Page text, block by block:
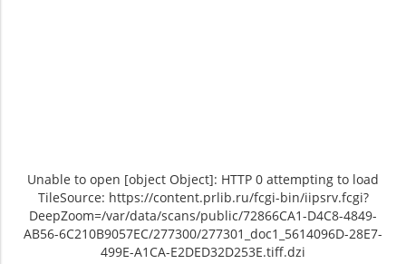
Unable to open [object Object]: HTTP 0 attempting to load
TileSource: https://content.prlib.ru/fcgi-bin/iipsrv.fcgi?
DeepZoom=/var/data/scans/public/72866CA1-D4C8-4849-
AB56-6C210B9057EC/277300/277301_doc1_5614096D-28E7-
499E-A1CA-E2DED32D253E.tiff.dzi